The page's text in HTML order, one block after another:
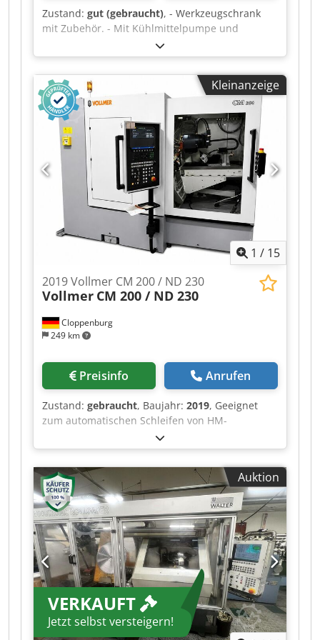
Zustand: gut (gebraucht), - Werkzeugschrank
mit Zubehör. - Mit Kühlmittelpumpe und
Staubabsaugung. Tischlänge 476 mm
Tischbreite 112 mm Längsweg 180 mm Querweg
150 mm Tisch schwenkbar +- 30° Vertikalweg
Schleifscheibe 200 mm Abstand Tisch –
Schleifscheibenachse: max. 250 mm min. 50 mm
Ø zwischen Spitzen max. 155 mm Ø ohne
Reitstock max. 215 mm Motor mit 2
Geschwindigkeiten 1500/3000 U/min.
Drehzahlen der Schleifspindel 3700/7400 oder
U/min. Dwedpfx Aoyzf Hrjdyea 5000/10000
U/min.
Kleinanzeige
1 / 15
Cloppenburg
249 km
2019 Vollmer CM 200 / ND 230
Vollmer CM 200 / ND 230
Preisinfo Anrufen
Zustand: gebraucht, Baujahr: 2019, Geeignet
zum automatischen Schleifen von HM-
Kreissägeblättern an Brust und Rücken in einer
Aufspannung. Alle bekannten Zahngeometrien
(Flach-, Wechsel-, Trapezzahn etc.) können
automatisch und in einem Durchlauf geschliffen
werden. Dodpoyvgf Djfx Adyewa Zubehör :
Vollverkleidung Naßschliffeinrichtung
Einrichtung für Roboterbetrieb mit
automatischer Beladetür Lader ND 230
Messeinrichtung zum Vermessen der
Sägeblätter Spanteiler-Schleifvorrichtung
Stufenlose Schleifgeschwindigkeit der beiden
Schleifspindeln von 1600 – 5500 U/min.
Schleifgeschwindigkeit und Schleifweg je
Bearbeitungsfläche am Zahn stufenlos
Auktion
VERKAUFT
Jetzt selbst versteigern!